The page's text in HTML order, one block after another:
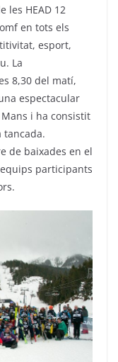
les HEAD 12
en tots els
esport,
La
8,30 del matí,
espectacular
i ha consistit
tancada.
de baixades en el
participants